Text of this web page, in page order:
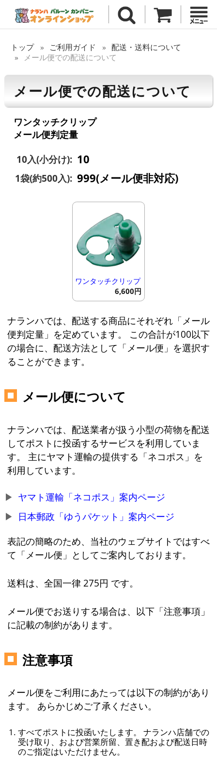
トップ ご利用ガイド
配送・送料について
メール便での配送について
メール便での配送について
ワンタッチクリップ
メール便判定量
10入(小分け): 10
1袋(約500入): 999(メール便非対応)
ワンタッチクリップ
6,600円
ナランハでは、配送する商品にそれぞれ「メール
便判定量」を定めています。 この合計が100以下
の場合に、配送方法として「メール便」を選択す
ることができます。
メール便について
ナランハでは、配送業者が扱う小型の荷物を配送
してポストに投函するサービスを利用していま
す。 主にヤマト運輸の提供する「ネコポス」を
利用しています。
ヤマト運輸「ネコポス」案内ページ
日本郵政「ゆうパケット」案内ページ
表記の簡略のため、当社のウェブサイトではすべ
て「メール便」としてご案内しております。
送料は、全国一律 275円 です。
メール便でお送りする場合は、以下「注意事項」
に記載の制約があります。
注意事項
メール便をご利用にあたっては以下の制約があり
ます。 あらかじめご了承ください。
すべてポストに投函いたします。 ナランハ店舗での
受け取り、および営業所留、置き配および配送日時
のご指定はいただけません。